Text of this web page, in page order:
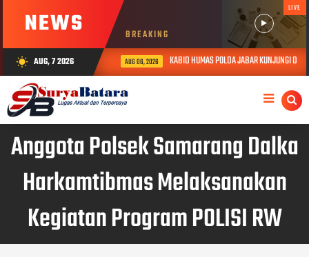
NEWS BREAKING
LIVE
wb_sunny AUG, 7 2026 AUG 06, 2026 KABID HUMAS POLDA JABAR KUNJUNGI
Anggota Polsek Samarang Dalka
Harkamtibmas Melaksanakan
Kegiatan Program POLISI RW